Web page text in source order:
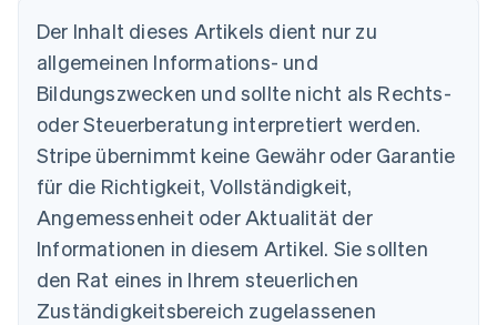
Der Inhalt dieses Artikels dient nur zu
allgemeinen Informations- und
Bildungszwecken und sollte nicht als Rechts-
oder Steuerberatung interpretiert werden.
Stripe übernimmt keine Gewähr oder Garantie
für die Richtigkeit, Vollständigkeit,
Angemessenheit oder Aktualität der
Informationen in diesem Artikel. Sie sollten
den Rat eines in Ihrem steuerlichen
Zuständigkeitsbereich zugelassenen
Australien
English
Belgien
Nederlands Français Deutsch English
Brasilien
PortuguêsEnglish
English
Dänemark
English
Deutschland
Deutsch English